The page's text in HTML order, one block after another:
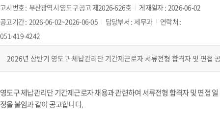
고시번호 : 부산광역시 영도구 공고 제2026-626호 게재일자 : 2026-06-02
공고기간 : 2026-06-02~2026-06-05 담당부서 : 세무과
연락처 :
051-419-4242
영도구 체납관리단 기간제근로자 채용과 관련하여 서류전형 합격자 및 면접 일
정을 붙임과 같이 공고합니다.